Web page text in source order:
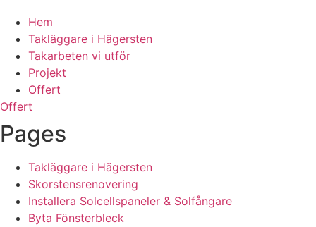
Hem
Takläggare i Hägersten
Takarbeten vi utför
Projekt
Offert
Offert
Pages
Takläggare i Hägersten
Skorstensrenovering
Installera Solcellspaneler & Solfångare
Byta Fönsterbleck